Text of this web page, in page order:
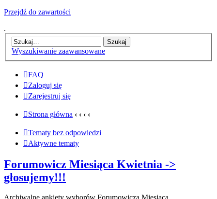
Przejdź do zawartości
.
Wyszukiwanie zaawansowane
FAQ
Zaloguj się
Zarejestruj się
Strona główna ‹ ‹ ‹ ‹
Tematy bez odpowiedzi
Aktywne tematy
Forumowicz Miesiąca Kwietnia ->
głosujemy!!!